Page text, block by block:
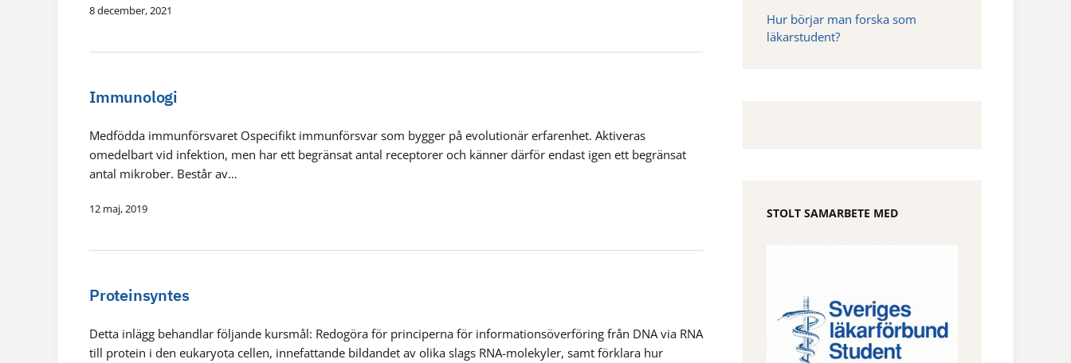
8 december, 2021
Immunologi
Medfödda immunförsvaret Ospecifikt immunförsvar som bygger på evolutionär erfarenhet. Aktiveras
omedelbart vid infektion, men har ett begränsat antal receptorer och känner därför endast igen ett begränsat
antal mikrober. Består av…
12 maj, 2019
Proteinsyntes
Detta inlägg behandlar följande kursmål: Redogöra för principerna för informationsöverföring från DNA via RNA
till protein i den eukaryota cellen, innefattande bildandet av olika slags RNA-molekyler, samt förklara hur
Hur börjar man forska som
läkarstudent?
STOLT SAMARBETE MED